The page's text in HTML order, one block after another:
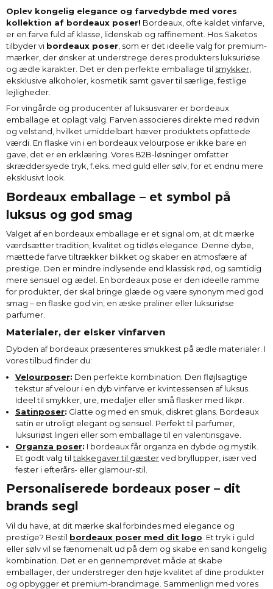
Oplev kongelig elegance og farvedybde med vores
kollektion af bordeaux poser! Bordeaux, ofte kaldet vinfarve,
er en farve fuld af klasse, lidenskab og raffinement. Hos Saketos
tilbyder vi bordeaux poser , som er det ideelle valg for premium-
mærker, der ønsker at understrege deres produkters luksuriøse
og ædle karakter. Det er den perfekte emballage til smykker
eksklusive alkoholer, kosmetik samt gaver til særlige, festlige
lejligheder.
For vingårde og producenter af luksusvarer er bordeaux
emballage et oplagt valg. Farven associeres direkte med rødvin
og velstand, hvilket umiddelbart hæver produktets opfattede
værdi. En flaske vin i en bordeaux velourpose er ikke bare en
gave, det er en erklæring. Vores B2B-løsninger omfatter
skræddersyede tryk, f.eks. med guld eller sølv, for et endnu mere
eksklusivt look.
Bordeaux emballage – et symbol på
luksus og god smag
Valget af en bordeaux emballage er et signal om, at dit mærke
værdsætter tradition, kvalitet og tidløs elegance. Denne dybe,
mættede farve tiltrækker blikket og skaber en atmosfære af
prestige. Den er mindre indlysende end klassisk rød, og samtidig
mere sensuel og ædel. En bordeaux pose er den ideelle ramme
for produkter, der skal bringe glæde og være synonym med god
smag – en flaske god vin, en æske praliner eller luksuriøse
parfumer.
Materialer, der elsker vinfarven
Dybden af bordeaux præsenteres smukkest på ædle materialer. I
vores tilbud finder du:
Velourposer: Den perfekte kombination. Den fløjlsagtige
tekstur af velour i en dyb vinfarve er kvintessensen af luksus.
Ideel til smykker, ure, medaljer eller små flasker med likør.
Satinposer: Glatte og med en smuk, diskret glans. Bordeaux
satin er utroligt elegant og sensuel. Perfekt til parfumer,
luksuriøst lingeri eller som emballage til en valentinsgave.
Organza poser: I bordeaux får organza en dybde og mystik.
Et godt valg tiltakkegaver til gæsterved bryllupper, især ved
fester i efterårs- eller glamour-stil.
Personaliserede bordeaux poser – dit
brands segl
Vil du have, at dit mærke skal forbindes med elegance og
prestige? Bestil bordeaux poser med dit logo . Et tryk i guld
eller sølv vil se fænomenalt ud på dem og skabe en sand kongelig
kombination. Det er en gennemprøvet måde at skabe
emballager, der understreger den høje kvalitet af dine produkter
og opbygger et premium-brandimage. Sammenlign med vores